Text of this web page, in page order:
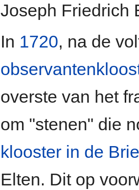
Joseph Friedrich
In 1720, na de
overste van het
om "stenen" die
klooster in de
Elten. Dit op